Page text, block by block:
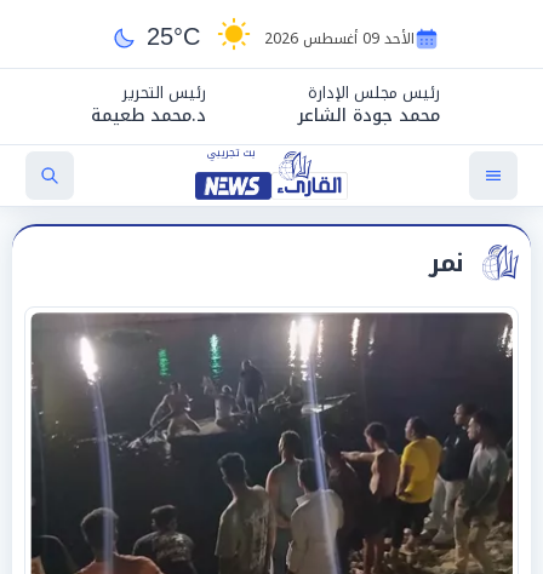
الأحد 09 أغسطس 2026 25°C
رئيس مجلس الإدارة
محمد جودة الشاعر
رئيس التحرير
د.محمد طعيمة
نمر